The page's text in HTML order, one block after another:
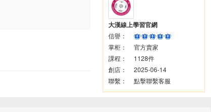
大漢線上學習官網
信譽：
掌柜：
官方賣家
課程：
1128件
創店：
2025-06-14
聯繫：
點擊聯繫客服